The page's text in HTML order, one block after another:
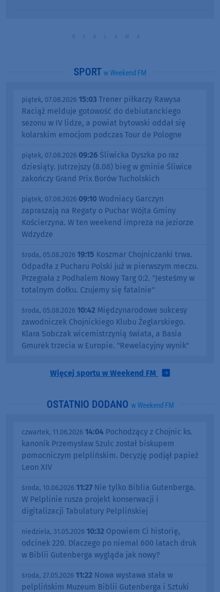
SPORT w Weekend FM
piątek, 07.08.2026 15:03 Trener piłkarzy Rawysa
Raciąż melduje gotowość do debiutanckiego
sezonu w IV lidze, a powiat bytowski oddał się
kolarskim emocjom podczas Tour de Pologne
piątek, 07.08.2026 09:26 Śliwicka Dyszka po raz
dziesiąty. Jutrzejszy (8.08) bieg w gminie Śliwice
zakończy Grand Prix Borów Tucholskich
piątek, 07.08.2026 09:10 Wodniacy Garczyn
zapraszają na Regaty o Puchar Wójta Gminy
Kościerzyna. W ten weekend impreza na jeziorze
Wdzydze
środa, 05.08.2026 19:15 Koszmar Chojniczanki trwa.
Odpadła z Pucharu Polski już w pierwszym meczu.
Przegrała z Podhalem Nowy Targ 0:2. "Jesteśmy w
totalnym dołku. Czujemy się fatalnie"
środa, 05.08.2026 10:42 Międzynarodowe sukcesy
zawodniczek Chojnickiego Klubu Żeglarskiego.
Klara Sobczak wicemistrzynią świata, a Basia
Gmurek trzecia w Europie. "Rewelacyjny wynik"
Więcej sportu w Weekend FM
OSTATNIO DODANO w Weekend FM
czwartek, 11.06.2026 14:04 Pochodzący z Chojnic ks.
kanonik Przemysław Szulc został biskupem
pomocniczym pelplińskim. Decyzję podjął papież
Leon XIV
środa, 10.06.2026 11:27 Nie tylko Biblia Gutenberga.
W Pelplinie rusza projekt konserwacji i
digitalizacji Tabulatury Pelplińskiej
niedziela, 31.05.2026 10:32 Opowiem Ci historię,
odcinek 220. Dlaczego po niemal 600 latach druk
w Biblii Gutenberga wygląda jak nowy?
środa, 27.05.2026 11:22 Nowa wystawa stała w
pelplińskim Muzeum Biblii Gutenberga i Sztuki